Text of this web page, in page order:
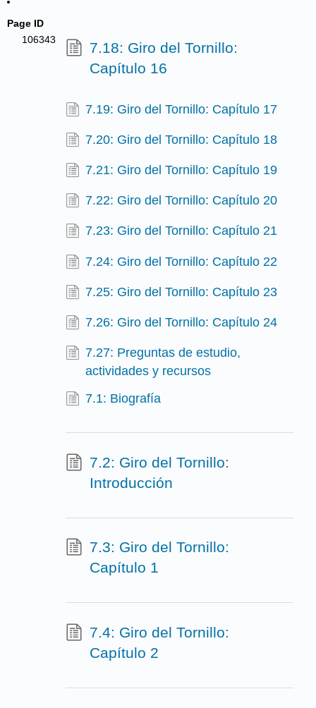
Page ID
106343
7.18: Giro del Tornillo:
Capítulo 16
7.19: Giro del Tornillo: Capítulo 17
7.20: Giro del Tornillo: Capítulo 18
7.21: Giro del Tornillo: Capítulo 19
7.22: Giro del Tornillo: Capítulo 20
7.23: Giro del Tornillo: Capítulo 21
7.24: Giro del Tornillo: Capítulo 22
7.25: Giro del Tornillo: Capítulo 23
7.26: Giro del Tornillo: Capítulo 24
7.27: Preguntas de estudio,
actividades y recursos
7.1: Biografía
7.2: Giro del Tornillo:
Introducción
7.3: Giro del Tornillo:
Capítulo 1
7.4: Giro del Tornillo:
Capítulo 2